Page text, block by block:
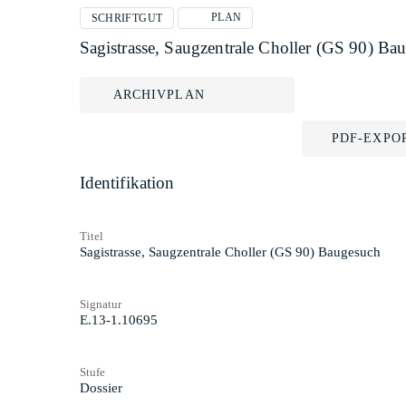
SCHRIFTGUT PLAN
Sagistrasse, Saugzentrale Choller (GS 90)
ARCHIVPLAN
PDF-
Identifikation
Titel
Sagistrasse, Saugzentrale Choller (GS 90) Baugesuch
Signatur
E.13-1.10695
Stufe
Dossier